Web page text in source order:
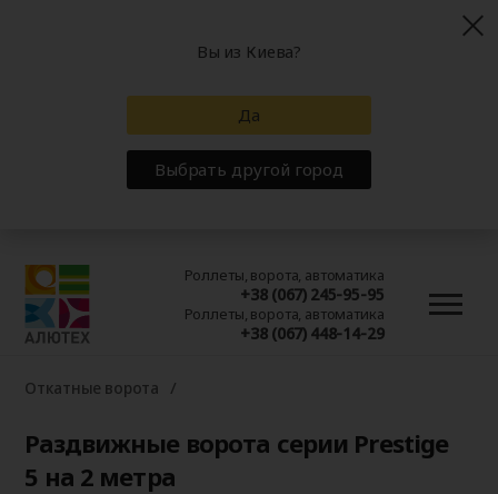
Роллеты, ворота, автоматика
+38 (067) 245-95-95
Роллеты, ворота, автоматика
+38 (067) 448-14-29
Откатные ворота
Раздвижные ворота серии Prestige
5 на 2 метра
Вы из Киева?
Да
Выбрать другой город